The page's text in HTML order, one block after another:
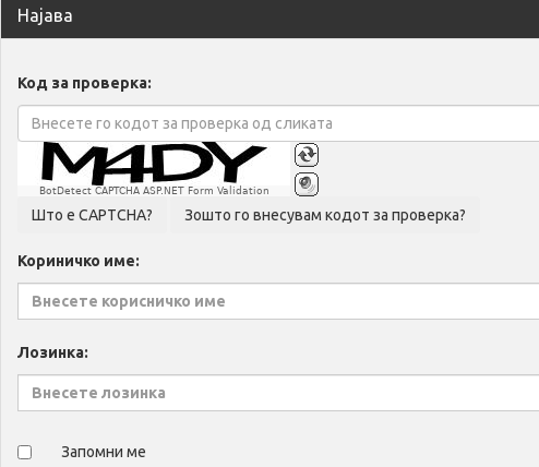
Најава
Код за проверка:
BotDetect CAPTCHA ASP.NET Form Validation
Кориничко име:
Лозинка:
Запомни ме